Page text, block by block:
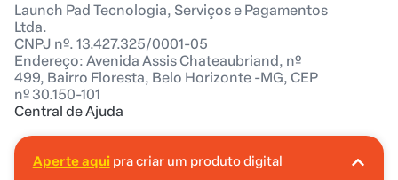
Launch Pad Tecnologia, Serviços e Pagamentos
Ltda.
CNPJ nº. 13.427.325/0001-05
Endereço: Avenida Assis Chateaubriand, nº
499, Bairro Floresta, Belo Horizonte -MG, CEP
nº 30.150-101
Central de Ajuda
A Hotmart é o lugar certo pra você criar seu
Aperte aqui pra criar um produto digital